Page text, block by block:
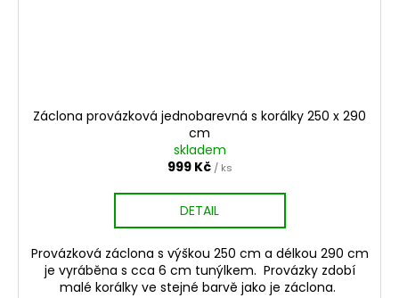
Záclona provázková jednobarevná s korálky 250 x 290
cm
skladem
999 Kč / ks
DETAIL
Provázková záclona s výškou 250 cm a délkou 290 cm
je vyráběna s cca 6 cm tunýlkem. Provázky zdobí
malé korálky ve stejné barvě jako je záclona.